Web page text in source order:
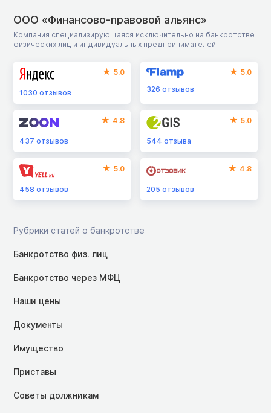
ООО «Финансово-правовой альянс»
Компания специализирующаяся исключительно на банкротстве
физических лиц и индивидуальных предпринимателей
5.0
1030 отзывов
5.0
326отзывов
4.8
437 отзывов
5.0
544отзыва
5.0
458 отзывов
4.8
205отзывов
Рубрики статей о банкротстве
Банкротство физ. лиц
Банкротство через МФЦ
Наши цены
Документы
Имущество
Приставы
Советы должникам